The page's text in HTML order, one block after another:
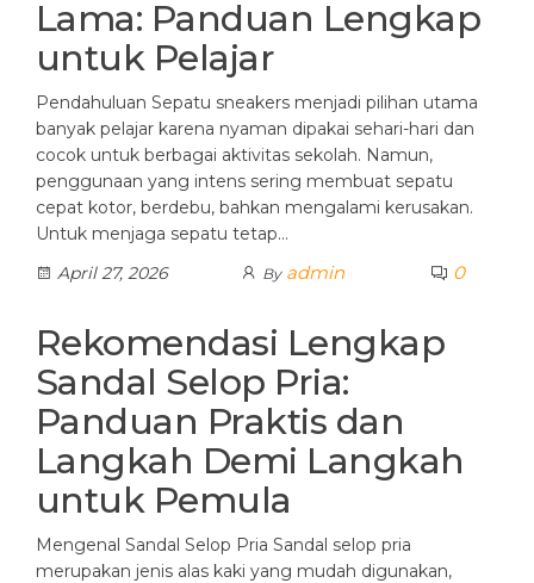
Lama: Panduan Lengkap
untuk Pelajar
Pendahuluan Sepatu sneakers menjadi pilihan utama
banyak pelajar karena nyaman dipakai sehari-hari dan
cocok untuk berbagai aktivitas sekolah. Namun,
penggunaan yang intens sering membuat sepatu
cepat kotor, berdebu, bahkan mengalami kerusakan.
Untuk menjaga sepatu tetap…
April 27, 2026
By admin 0
Rekomendasi Lengkap
Sandal Selop Pria:
Panduan Praktis dan
Langkah Demi Langkah
untuk Pemula
Mengenal Sandal Selop Pria Sandal selop pria
merupakan jenis alas kaki yang mudah digunakan,